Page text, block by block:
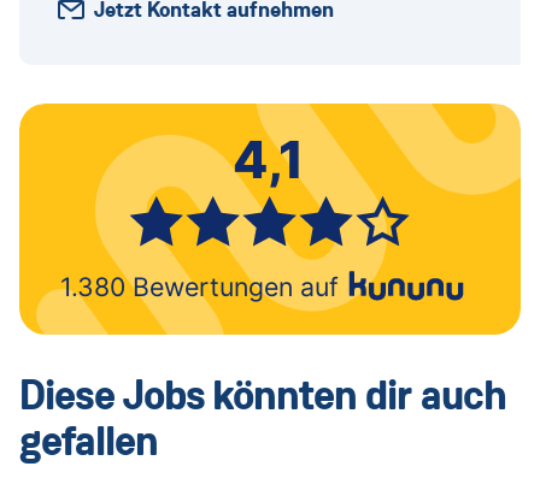
Jetzt Kontakt aufnehmen
Diese Jobs könnten dir auch
gefallen